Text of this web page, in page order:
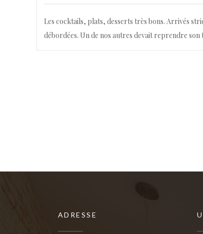
Les cocktails, plats, desserts très bons. Arrivés
débordées. Un de nos autres devait reprendre
ADRESSE